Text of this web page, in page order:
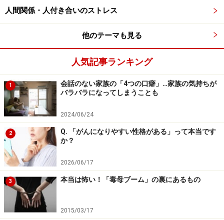
人間関係・人付き合いのストレス
他のテーマも見る
人気記事ランキング
1
会話のない家族の「4つの口癖」…家族の気持ちが
バラバラになってしまうことも
2024/06/24
2
Q. 「がんになりやすい性格がある」って本当です
か？
2026/06/17
3 本当は怖い！「毒母ブーム」の裏にあるもの
2015/03/17